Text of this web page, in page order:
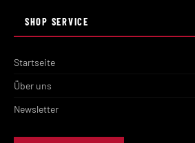
SHOP SERVICE
Startseite
Über uns
Newsletter